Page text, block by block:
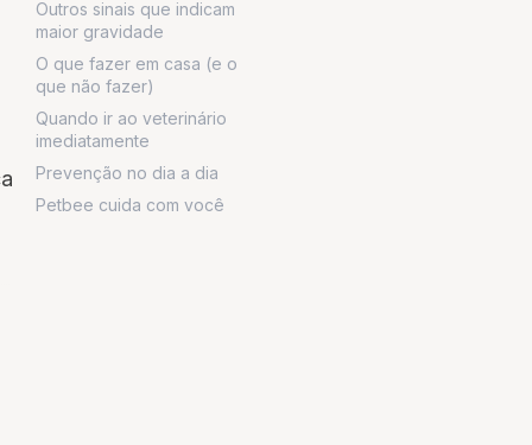
Outros sinais que indicam
maior gravidade
O que fazer em casa (e o
que não fazer)
Quando ir ao veterinário
imediatamente
Prevenção no dia a dia
Petbee cuida com você